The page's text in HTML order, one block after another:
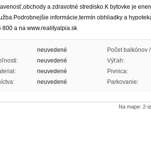
a zdravotné stredisko.K bytovke je
informácie,termín obhliadky a
800 a na www.realityalpia.sk
neuvedené
neuvedené
neuvedené
neuvedené
Počet balkónov
Výťah:
Pivnica:
Parkovanie:
Na mape: 2-